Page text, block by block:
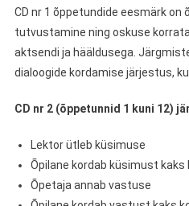
CD nr 1 õppetundide eesmärk on
tutvustamine ning oskuse
aktsendi ja hääldusega.
dialoogide kordamise järjestus,
CD nr 2 (õppetunnid 1 kuni 12)
Lektor ütleb küsimuse
Õpilane kordab küsimust kaks
Õpetaja annab vastuse